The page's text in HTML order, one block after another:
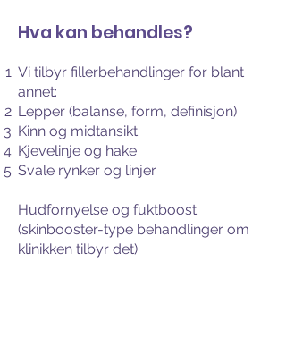
Hva kan behandles?
Vi tilbyr fillerbehandlinger for blant
annet:
Lepper (balanse, form, definisjon)
Kinn og midtansikt
Kjevelinje og hake
Svale rynker og linjer
Hudfornyelse og fuktboost
(skinbooster-type behandlinger om
klinikken tilbyr det)